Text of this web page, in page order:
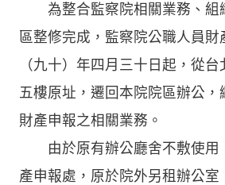
為整合監察院相關業務、組
區整修完成，監察院公職人員財
（九十）年四月三十日起，從
五樓原址，遷回本院院區辦公，
財產申報之相關業務。
由於原有辦公廳舍不敷使用
產申報處，原於院外另租辦公室